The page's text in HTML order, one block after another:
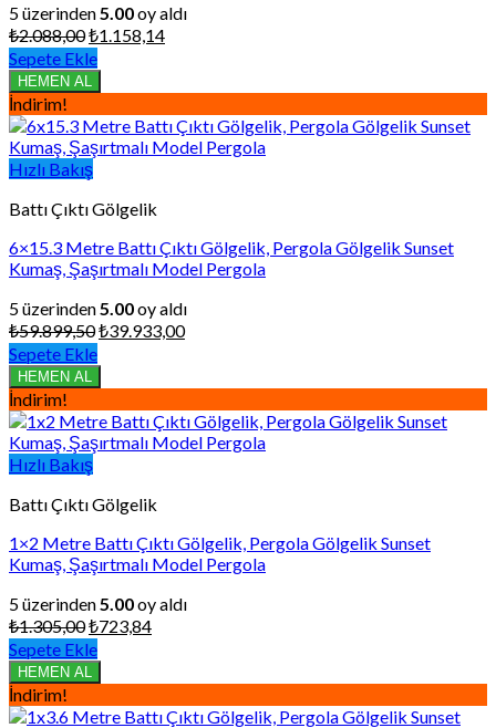
5 üzerinden 5.00oy aldı
₺2.088,00Orijinal
fiyat:
₺2.088,00.
₺1.158,14
₺1.158,14.
Sepete Ekle
HEMEN AL
İndirim!
Hızlı Bakış
Battı Çıktı Gölgelik
6×15.3 Metre Battı Çıktı Gölgelik, Pergola Gölgelik Sunset
Kumaş, Şaşırtmalı Model Pergola
5 üzerinden 5.00oy aldı
₺59.899,50Orijinal
₺59.899,50.
₺39.933,00Şu
₺39.933,00.
Sepete Ekle
HEMEN AL
İndirim!
Hızlı Bakış
Battı Çıktı Gölgelik
1×2 Metre Battı Çıktı Gölgelik, Pergola Gölgelik Sunset
Kumaş, Şaşırtmalı Model Pergola
5 üzerinden 5.00oy aldı
₺1.305,00Orijinal
fiyat:
₺1.305,00.
₺723,84
₺723,84.
Sepete Ekle
HEMEN AL
İndirim!